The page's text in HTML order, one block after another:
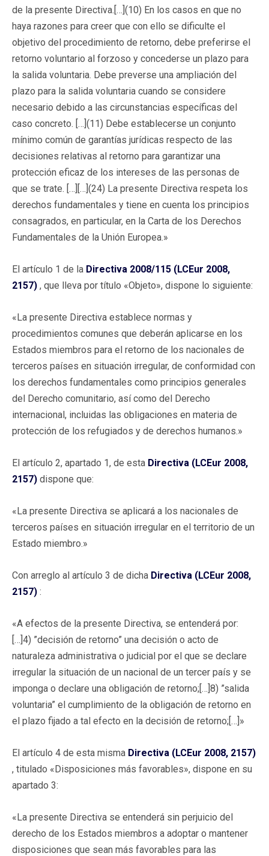
de la presente Directiva.[…](10) En los casos en que no
haya razones para creer que con ello se dificulte el
objetivo del procedimiento de retorno, debe preferirse el
retorno voluntario al forzoso y concederse un plazo para
la salida voluntaria. Debe preverse una ampliación del
plazo para la salida voluntaria cuando se considere
necesario debido a las circunstancias específicas del
caso concreto. […](11) Debe establecerse un conjunto
mínimo común de garantías jurídicas respecto de las
decisiones relativas al retorno para garantizar una
protección eficaz de los intereses de las personas de
que se trate. […][…](24) La presente Directiva respeta los
derechos fundamentales y tiene en cuenta los principios
consagrados, en particular, en la Carta de los Derechos
Fundamentales de la Unión Europea.»
El artículo 1 de la Directiva 2008/115 (LCEur 2008,
2157) , que lleva por título «Objeto», dispone lo siguiente:
«La presente Directiva establece normas y
procedimientos comunes que deberán aplicarse en los
Estados miembros para el retorno de los nacionales de
terceros países en situación irregular, de conformidad con
los derechos fundamentales como principios generales
del Derecho comunitario, así como del Derecho
internacional, incluidas las obligaciones en materia de
protección de los refugiados y de derechos humanos.»
El artículo 2, apartado 1, de esta Directiva (LCEur 2008,
2157) dispone que:
«La presente Directiva se aplicará a los nacionales de
terceros países en situación irregular en el territorio de un
Estado miembro.»
Con arreglo al artículo 3 de dicha Directiva (LCEur 2008,
2157) :
«A efectos de la presente Directiva, se entenderá por:
[…]4) ”decisión de retorno” una decisión o acto de
naturaleza administrativa o judicial por el que se declare
irregular la situación de un nacional de un tercer país y se
imponga o declare una obligación de retorno;[…]8) ”salida
voluntaria” el cumplimiento de la obligación de retorno en
el plazo fijado a tal efecto en la decisión de retorno;[…]»
El artículo 4 de esta misma Directiva (LCEur 2008, 2157)
, titulado «Disposiciones más favorables», dispone en su
apartado 3:
«La presente Directiva se entenderá sin perjuicio del
derecho de los Estados miembros a adoptar o mantener
disposiciones que sean más favorables para las